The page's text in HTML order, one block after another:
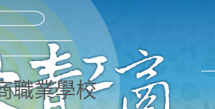
職業學校